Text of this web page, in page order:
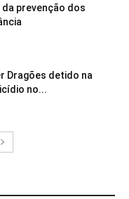
da prevenção dos
Dragões detido na
no...